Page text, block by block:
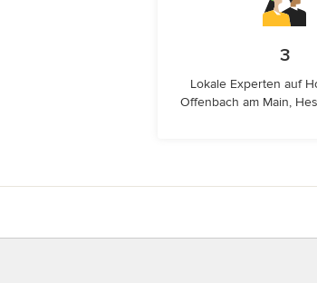
3
Lokale Experten auf
Offenbach am Main,